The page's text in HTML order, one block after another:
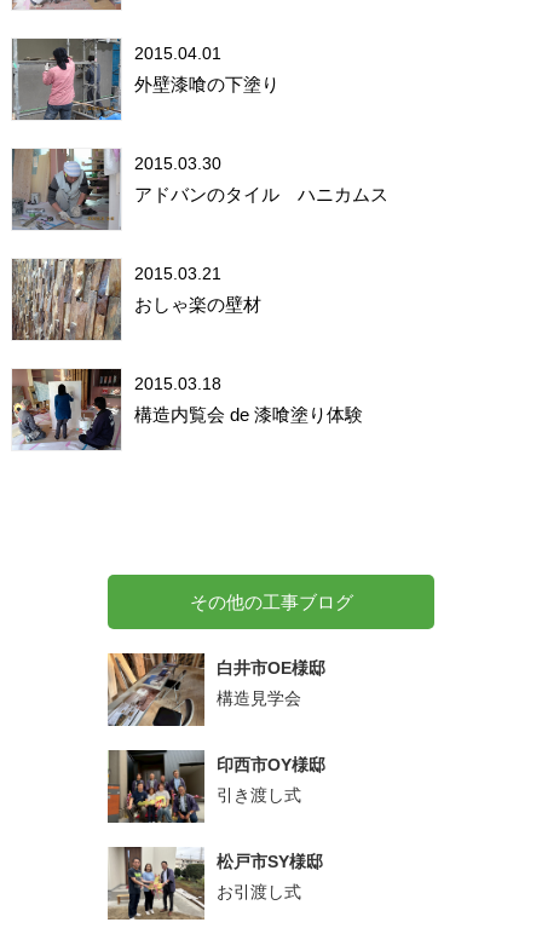
2015.04.01
外壁漆喰の下塗り
2015.03.30
アドバンのタイル ハニカムス
2015.03.21
おしゃ楽の壁材
2015.03.18
構造内覧会 de 漆喰塗り体験
その他の工事ブログ
白井市OE様邸
構造見学会
印西市OY様邸
引き渡し式
松戸市SY様邸
お引渡し式